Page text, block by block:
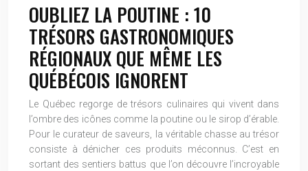
OUBLIEZ LA POUTINE : 10
TRÉSORS GASTRONOMIQUES
RÉGIONAUX QUE MÊME LES
QUÉBÉCOIS IGNORENT
Le Québec regorge de trésors culinaires qui vivent dans
l’ombre des icônes comme la poutine ou le sirop d’érable.
Pour le curateur de saveurs, la véritable chasse au trésor
consiste à dénicher ces produits méconnus. C’est en
sortant des sentiers battus que l’on découvre l’incroyable